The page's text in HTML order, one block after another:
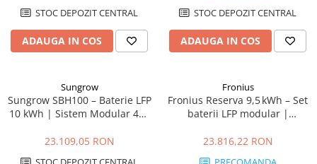
STOC DEPOZIT CENTRAL
ADAUGA IN COS
STOC DEPOZIT CENTRAL
ADAUGA IN COS
Sungrow
Sungrow SBH100 – Baterie LFP
10 kWh | Sistem Modular 48V
23.109,05 RON
Fronius
Fronius Reserva 9,5 kWh – Set
baterii LFP modular |
garanție
23.816,22 RON